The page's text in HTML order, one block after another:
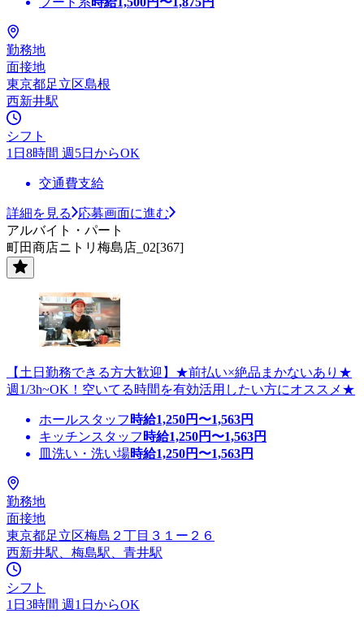
勤務地
面接地
東京都足立区島根
西新井駅
シフト
1日8時間 週5日からOK
交通費支給
詳細を見る
応募画面に進む
アルバイト・パート
町田商店ニトリ梅島店_02[367]
【土日勤務できる方大歓迎】★前払い×絶品まかないあり★
週1/3h~OK！空いてる時間を有効活用したい方にオススメ★
ホールスタッフ 時給1,250円〜1,563円
キッチンスタッフ 時給1,250円〜1,563円
皿洗い・洗い場時給1,250円〜1,563円
勤務地
面接地
東京都足立区梅島２丁目３１ー２６
西新井駅、梅島駅、青井駅
シフト
1日3時間 週1日からOK